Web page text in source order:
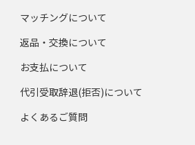
マッチングについて
返品・交換について
お支払について
代引受取辞退(拒否)について
よくあるご質問